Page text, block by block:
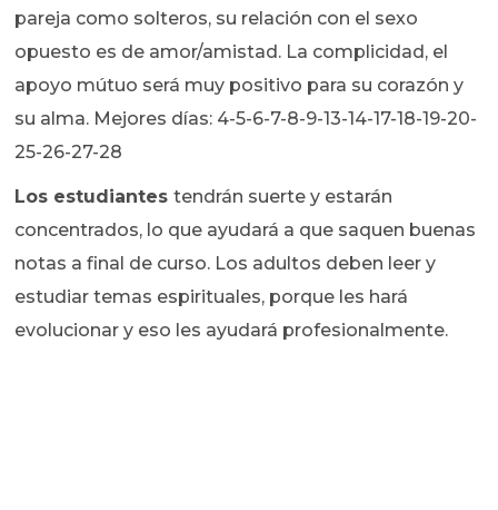
pareja como solteros, su relación con el sexo
opuesto es de amor/amistad. La complicidad, el
apoyo mútuo será muy positivo para su corazón y
su alma. Mejores días: 4-5-6-7-8-9-13-14-17-18-19-20-
25-26-27-28
Los estudiantestendrán suerte y estarán
concentrados, lo que ayudará a que saquen buenas
notas a final de curso. Los adultos deben leer y
estudiar temas espirituales, porque les hará
evolucionar y eso les ayudará profesionalmente.